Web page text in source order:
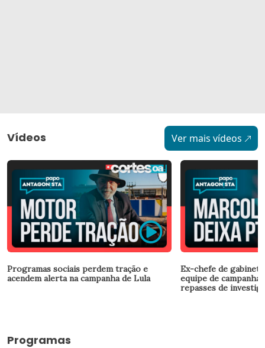
Vídeos Ver mais vídeos
Programas sociais perdem tração e
acendem alerta na campanha de Lula
Ex-chefe de
equipe de campanha
repasses de
Programas